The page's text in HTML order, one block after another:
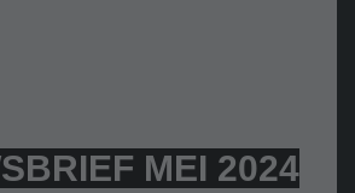
MEI 2024